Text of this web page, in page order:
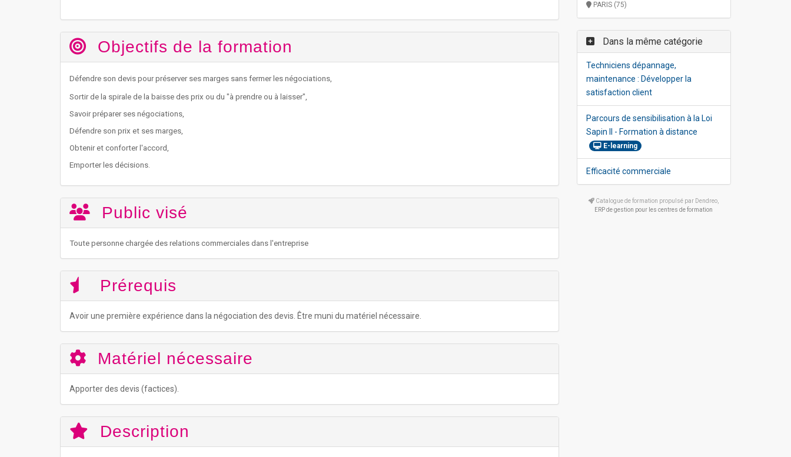
Objectifs de la formation
Défendre son devis pour préserver ses marges sans fermer les négociations,
Sortir de la spirale de la baisse des prix ou du "à prendre ou à laisser",
Savoir préparer ses négociations,
Défendre son prix et ses marges,
Obtenir et conforter l'accord,
Emporter les décisions.
Public visé
Toute personne chargée des relations commerciales dans l'entreprise
Prérequis
Avoir une première expérience dans la négociation des devis. Être muni du matériel nécessaire.
Matériel nécessaire
Apporter des devis (factices).
Description
PARIS (75)
Dans la même catégorie
Techniciens dépannage,
maintenance : Développer la
satisfaction client
Parcours de sensibilisation à la Loi
Sapin II - Formation à distance
E-learning
Efficacité commerciale
Catalogue de formation propulsé par Dendreo,
ERP de gestion pour les centres de formation